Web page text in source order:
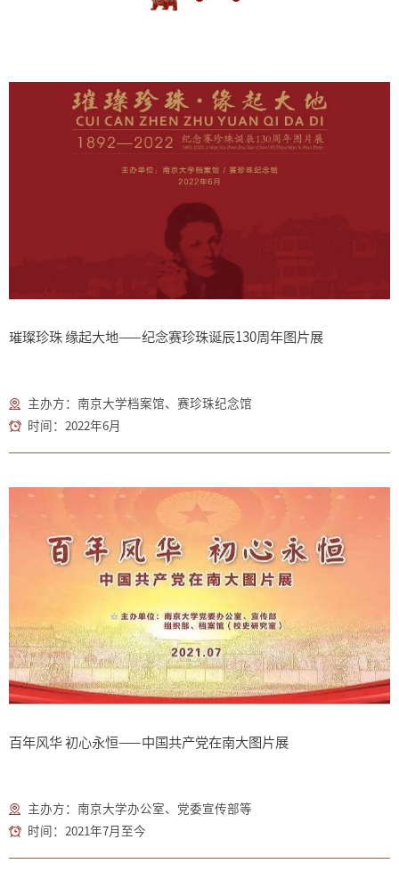
璀璨珍珠 缘起大地——纪念赛珍珠诞辰130周年图片展
主办方：南京大学档案馆、赛珍珠纪念馆
时间：2022年6月
百年风华 初心永恒——中国共产党在南大图片展
主办方：南京大学办公室、党委宣传部等
时间：2021年7月至今